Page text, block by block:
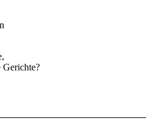
Gerichte?